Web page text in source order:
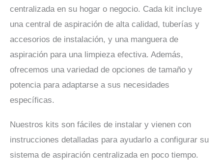
centralizada en su hogar o negocio. Cada kit incluye
una central de aspiración de alta calidad, tuberías y
accesorios de instalación, y una manguera de
aspiración para una limpieza efectiva. Además,
ofrecemos una variedad de opciones de tamaño y
potencia para adaptarse a sus necesidades
específicas.
Nuestros kits son fáciles de instalar y vienen con
instrucciones detalladas para ayudarlo a configurar su
sistema de aspiración centralizada en poco tiempo.